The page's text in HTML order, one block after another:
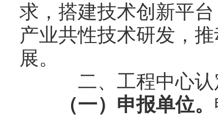
求，搭建技术创新平
产业共性技术研发，
展。
二、工程中心认
（一）申报单位。